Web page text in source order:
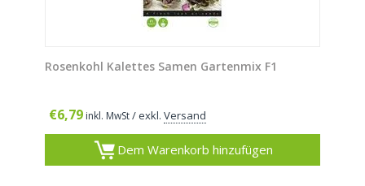
Rosenkohl Kalettes Samen Gartenmix F1
€6,79 inkl. MwSt/ exkl. Versand
Dem Warenkorb hinzufügen